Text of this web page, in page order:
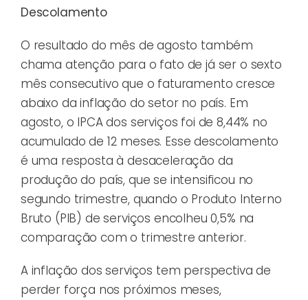
Descolamento
O resultado do mês de agosto também
chama atenção para o fato de já ser o sexto
mês consecutivo que o faturamento cresce
abaixo da inflação do setor no país. Em
agosto, o IPCA dos serviços foi de 8,44% no
acumulado de 12 meses. Esse descolamento
é uma resposta à desaceleração da
produção do país, que se intensificou no
segundo trimestre, quando o Produto Interno
Bruto (PIB) de serviços encolheu 0,5% na
comparação com o trimestre anterior.
A inflação dos serviços tem perspectiva de
perder força nos próximos meses,